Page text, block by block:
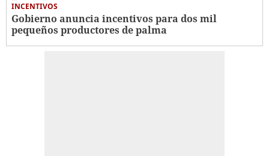
INCENTIVOS
Gobierno anuncia incentivos para dos mil
pequeños productores de palma